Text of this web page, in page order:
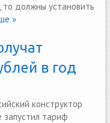
то должны установить
»
в год
конструктор
запустил тариф